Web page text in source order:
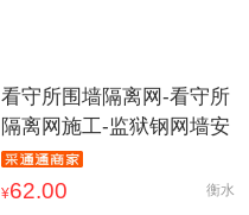
看守所围墙隔离网-看守所
隔离网施工-监狱钢网墙安
¥62.00 衡水